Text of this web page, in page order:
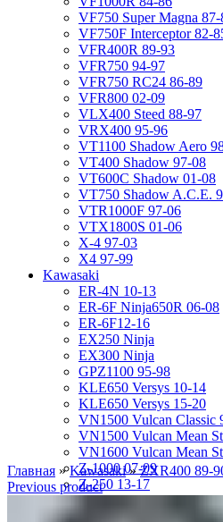
VF750 Super Magna 87-
VF750F Interceptor 82-
VFR400R 89-93
VFR750 94-97
VFR750 RC24 86-89
VFR800 02-09
VLX400 Steed 88-97
VRX400 95-96
VT1100 Shadow Aero
VT400 Shadow 97-08
VT600C Shadow 01-08
VT750 Shadow A.C.E.
VTR1000F 97-06
VTX1800S 01-06
X-4 97-03
X4 97-99
Kawasaki
ER-4N 10-13
ER-6F Ninja650R 06-08
ER-6F12-16
EX250 Ninja
EX300 Ninja
GPZ1100 95-98
KLE650 Versys 10-14
KLE650 Versys 15-20
VN1500 Vulcan Classic
VN1500 Vulcan Mean
VN1600 Vulcan Mean
Z-1000 07-09
Z-250 13-17
Z-750 04-06
ZL400D Eliminator 95-
Главная »Kawasaki»ZXR400 89-
Previous product